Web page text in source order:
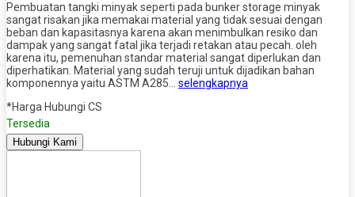
Pembuatan tangki minyak seperti pada bunker storage minyak
sangat risakan jika memakai material yang tidak sesuai dengan
beban dan kapasitasnya karena akan menimbulkan resiko dan
dampak yang sangat fatal jika terjadi retakan atau pecah. oleh
karena itu, pemenuhan standar material sangat diperlukan dan
diperhatikan. Material yang sudah teruji untuk dijadikan bahan
komponennya yaitu ASTM A285… selengkapnya
*Harga Hubungi CS
Tersedia
Hubungi Kami